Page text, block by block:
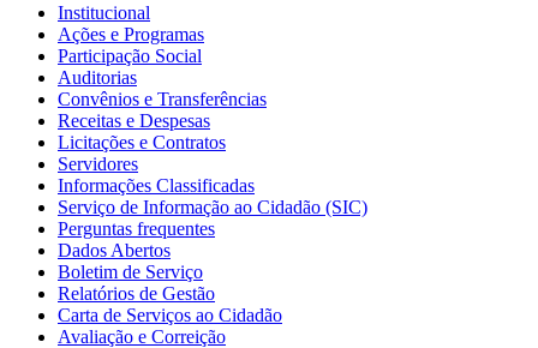
Institucional
Ações e Programas
Participação Social
Auditorias
Convênios e Transferências
Receitas e Despesas
Licitações e Contratos
Servidores
Informações Classificadas
Serviço de Informação ao Cidadão (SIC)
Perguntas frequentes
Dados Abertos
Boletim de Serviço
Relatórios de Gestão
Carta de Serviços ao Cidadão
Avaliação e Correição